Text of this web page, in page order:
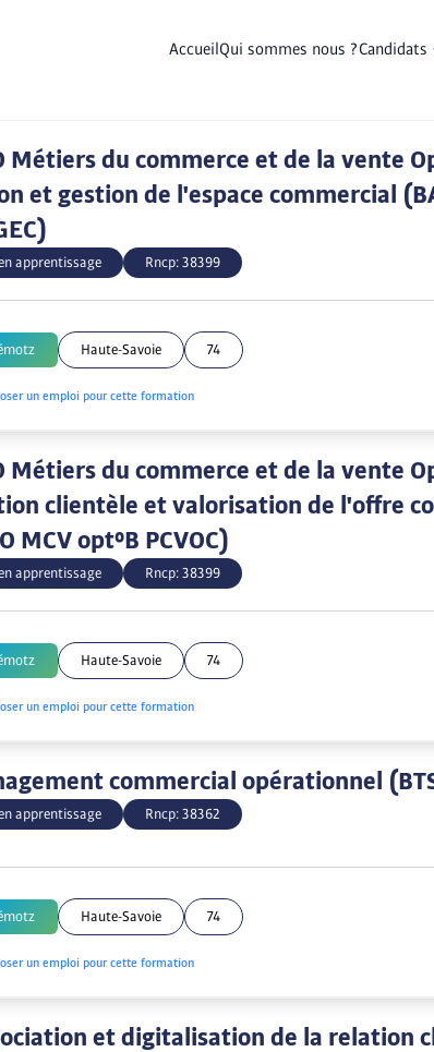
Accueil Qui sommes nous ?Candidats
Métiers du commerce et de la vente
et gestion de l'espace commercial
apprentissage Rncp: 38399
Haute-Savoie 74
un emploi pour cette formation
Métiers du commerce et de la vente
clientèle et valorisation de l'offre
MCV opt°B PCVOC)
apprentissage Rncp: 38399
Haute-Savoie 74
un emploi pour cette formation
commercial opérationnel
apprentissage
Rncp: 38362
Haute-Savoie 74
un emploi pour cette formation
et digitalisation de la relation